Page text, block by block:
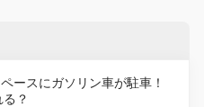
ースにガソリン車が駐車！
？